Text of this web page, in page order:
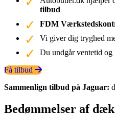
tilbud
FDM
Vi giver dig tryghed
Du undgår ventetid og
Få tilbud
Sammenlign tilbud på Jaguar:
Bedømmelser af